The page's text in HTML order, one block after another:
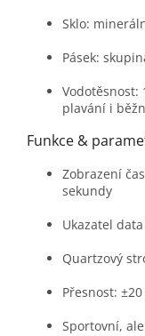
Sklo:
Pásek:
plavání i
Funkce &
Zobrazení
sekundy
Ukazatel
Quartzový
Přesnost:
Sportovní,